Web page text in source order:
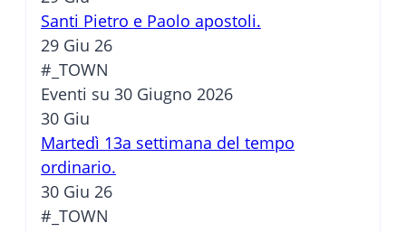
Santi Pietro e Paolo apostoli.
29 Giu 26
#_TOWN
Eventi su 30 Giugno 2026
30 Giu
Martedì 13a settimana del tempo
ordinario.
30 Giu 26
#_TOWN